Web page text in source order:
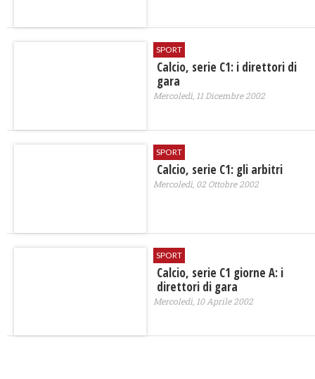
SPORT
Calcio, serie C1: i direttori di
gara
Mercoledì, 11 Dicembre 2002
SPORT
Calcio, serie C1: gli arbitri
Mercoledì, 02 Ottobre 2002
SPORT
Calcio, serie C1 giorne A: i
direttori di gara
Mercoledì, 10 Aprile 2002